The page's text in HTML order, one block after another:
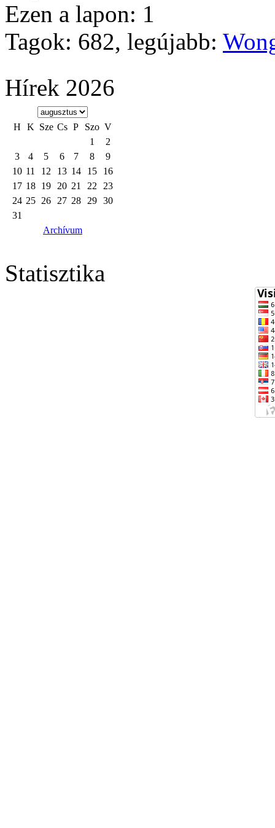
Ezen a lapon: 1
Tagok: 682, legújabb:
Hírek 2026
H K Sze Cs P Szo V
1
2
3
4 5 6 7 8
9
10 11 12 13 14 15
16
17 18 19 20 21 22
23
24 25 26 27 28 29 30
31
Archívum
Statisztika